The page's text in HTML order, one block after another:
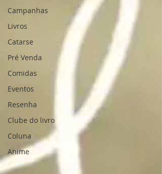
Campanhas
Livros
Catarse
Pré Venda
Comidas
Eventos
Resenha
Clube do livro
Coluna
Anime